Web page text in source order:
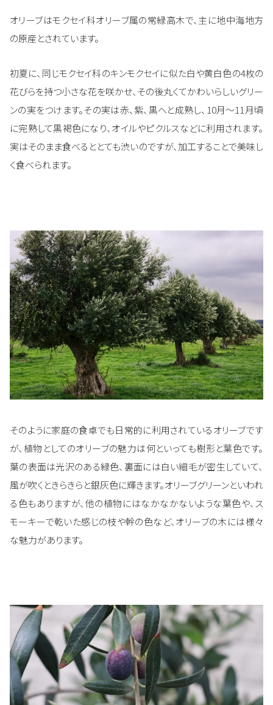
オリーブはモクセイ科オリーブ属の常緑高木で、主に地中海地方
の原産とされています。
初夏に、同じモクセイ科のキンモクセイに似た白や黄白色の4枚の
花びらを持つ小さな花を咲かせ、その後丸くてかわいらしいグリー
ンの実をつけます。その実は赤、紫、黒へと成熟し、10月～11月頃
に完熟して黒褐色になり、オイルやピクルスなどに利用されます。
実はそのまま食べるととても渋いのですが、加工することで美味し
く食べられます。
そのように家庭の食卓でも日常的に利用されているオリーブです
が、植物としてのオリーブの魅力は何といっても樹形と葉色です。
葉の表面は光沢のある緑色、裏面には白い細毛が密生していて、
風が吹くときらきらと銀灰色に輝きます。オリーブグリーンといわれ
る色もありますが、他の植物にはなかなかないような葉色や、ス
モーキーで乾いた感じの枝や幹の色など、オリーブの木には様々
な魅力があります。